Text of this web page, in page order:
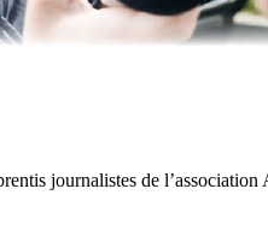
journalistes de